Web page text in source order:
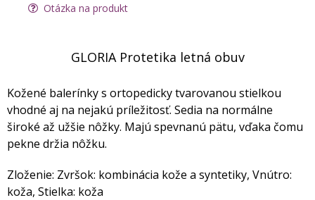
Otázka na produkt
GLORIA Protetika letná obuv
Kožené balerínky s ortopedicky tvarovanou stielkou
vhodné aj na nejakú príležitosť. Sedia na normálne
široké až užšie nôžky. Majú spevnanú pätu, vďaka čomu
pekne držia nôžku.
Zloženie: Zvršok: kombinácia kože a syntetiky, Vnútro:
koža, Stielka: koža